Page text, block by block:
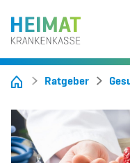
Ratgeber